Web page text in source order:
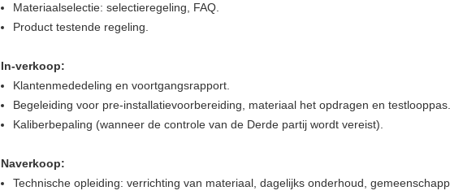
Materiaalselectie: selectieregeling, FAQ.
Product testende regeling.
In-verkoop:
Klantenmededeling en voortgangsrapport.
Begeleiding voor pre-installatievoorbereiding, materiaal het opdragen en testlooppas.
Kaliberbepaling (wanneer de controle van de Derde partij wordt vereist).
Naverkoop:
Technische opleiding: verrichting van materiaal, dagelijks onderhoud,